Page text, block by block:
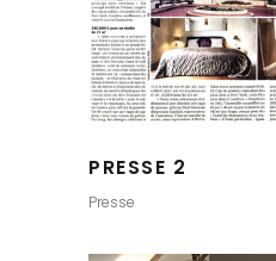
PRESSE 2
Presse